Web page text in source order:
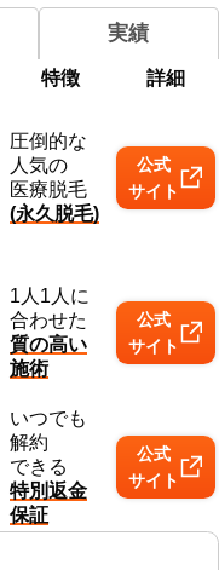
実績
特徴 詳細
圧倒的な
人気の
医療脱毛
(永久脱毛)
公式
サイト
1人1人に
合わせた
質の高い
施術
公式
サイト
いつでも
解約
できる
特別返金
保証
公式
サイト